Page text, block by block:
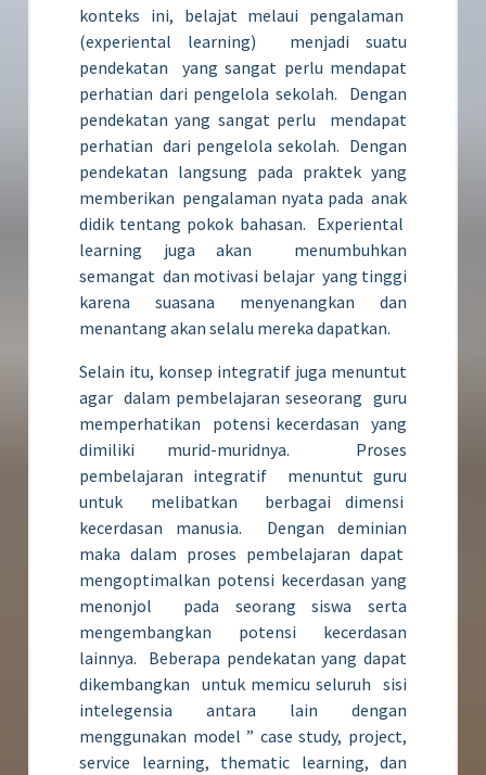
konteks ini, belajat melaui pengalaman
(experiental learning) menjadi suatu
pendekatan yang sangat perlu mendapat
perhatian dari pengelola sekolah. Dengan
pendekatan yang sangat perlu mendapat
perhatian dari pengelola sekolah. Dengan
pendekatan langsung pada praktek yang
memberikan pengalaman nyata pada anak
didik tentang pokok bahasan. Experiental
learning juga akan menumbuhkan
semangat dan motivasi belajar yang tinggi
karena suasana menyenangkan dan
menantang akan selalu mereka dapatkan.
Selain itu, konsep integratif juga menuntut
agar dalam pembelajaran seseorang guru
memperhatikan potensi kecerdasan yang
dimiliki murid-muridnya. Proses
pembelajaran integratif menuntut guru
untuk melibatkan berbagai dimensi
kecerdasan manusia. Dengan deminian
maka dalam proses pembelajaran dapat
mengoptimalkan potensi kecerdasan yang
menonjol pada seorang siswa serta
mengembangkan potensi kecerdasan
lainnya. Beberapa pendekatan yang dapat
dikembangkan untuk memicu seluruh sisi
intelegensia antara lain dengan
menggunakan model ” case study, project,
service learning, thematic learning, dan